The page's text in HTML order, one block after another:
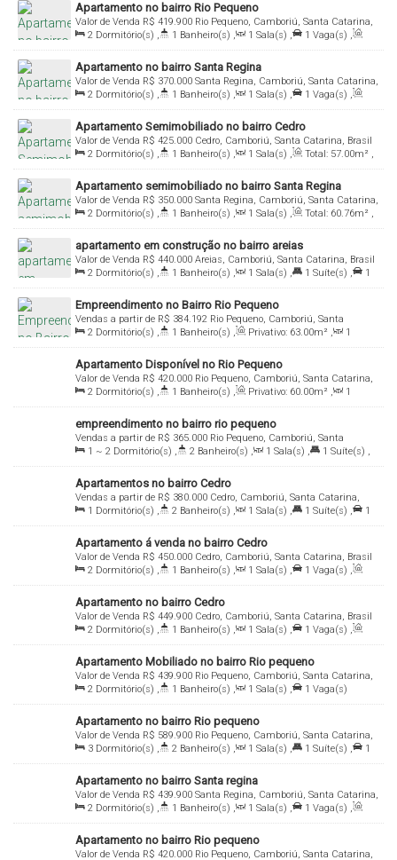
Apartamento no bairro Rio Pequeno
R$ 419.900
Valor de Venda
Rio Pequeno, Camboriú, Santa Catarina,
Brasil
2 Dormitório(s) , 1 Banheiro(s) , 1 Sala(s) , 1 Vaga(s) ,
Útil: 57.72m²
Apartamento no bairro Santa Regina
R$ 370.000
Valor de Venda
Santa Regina, Camboriú, Santa Catarina,
Brasil
2 Dormitório(s) , 1 Banheiro(s) , 1 Sala(s) , 1 Vaga(s) ,
Útil: 58.00m²
Apartamento Semimobiliado no bairro Cedro
R$ 425.000
Valor de Venda
Cedro, Camboriú, Santa Catarina, Brasil
2 Dormitório(s) , 1 Banheiro(s) , 1 Sala(s) , Total: 57.00m² ,
1 Vaga(s) , Útil: 53.00m²
Apartamento semimobiliado no bairro Santa Regina
R$ 350.000
Valor de Venda
Santa Regina, Camboriú, Santa Catarina,
Brasil
2 Dormitório(s) , 1 Banheiro(s) , 1 Sala(s) , Total: 60.76m² ,
1 Vaga(s) , Útil: 51.70m²
apartamento em construção no bairro areias
R$ 440.000
Valor de Venda
Areias, Camboriú, Santa Catarina, Brasil
2 Dormitório(s) , 1 Banheiro(s) , 1 Sala(s) , 1 Suíte(s) ,
1
Vaga(s) , Útil: 61.00m²
Empreendimento no Bairro Rio Pequeno
R$ 384.192
Vendas a partir de
Rio Pequeno, Camboriú, Santa
Catarina, Brasil
2 Dormitório(s) , 1 Banheiro(s) , Privativo: 63.00m² ,
1
Sala(s) , 1 Suíte(s) , 1 Vaga(s)
Apartamento Disponível no Rio Pequeno
R$ 420.000
Valor de Venda
Rio Pequeno, Camboriú, Santa Catarina,
Brasil
2 Dormitório(s) , 1 Banheiro(s) , Privativo: 60.00m² ,
1
Sala(s) , 1 Vaga(s)
empreendimento no bairro rio pequeno
R$ 365.000
Vendas a partir de
Rio Pequeno, Camboriú, Santa
Catarina, Brasil
1 ~ 2 Dormitório(s) , 2 Banheiro(s) , 1 Sala(s) , 1 Suíte(s) ,
1 Vaga(s) , Útil: 63.00m²
Apartamentos no bairro Cedro
R$ 380.000
Vendas a partir de
Cedro, Camboriú, Santa Catarina,
Brasil
1 Dormitório(s) , 2 Banheiro(s) , 1 Sala(s) , 1 Suíte(s) ,
1
Vaga(s) , Útil: 50.02~ 55.22m²
Apartamento á venda no bairro Cedro
R$ 450.000
Valor de Venda
Cedro, Camboriú, Santa Catarina, Brasil
2 Dormitório(s) , 1 Banheiro(s) , 1 Sala(s) , 1 Vaga(s) ,
Útil: 53.00m²
Apartamento no bairro Cedro
R$ 449.900
Valor de Venda
Cedro, Camboriú, Santa Catarina, Brasil
2 Dormitório(s) , 1 Banheiro(s) , 1 Sala(s) , 1 Vaga(s) ,
Útil: 53.00m²
Apartamento Mobiliado no bairro Rio pequeno
R$ 439.900
Valor de Venda
Rio Pequeno, Camboriú, Santa Catarina,
Brasil
2 Dormitório(s) , 1 Banheiro(s) , 1 Sala(s) , 1 Vaga(s)
Apartamento no bairro Rio pequeno
R$ 589.900
Valor de Venda
Rio Pequeno, Camboriú, Santa Catarina,
Brasil
3 Dormitório(s) , 2 Banheiro(s) , 1 Sala(s) , 1 Suíte(s) ,
1
Vaga(s) , Útil: 75.96m²
Apartamento no bairro Santa regina
R$ 439.900
Valor de Venda
Santa Regina, Camboriú, Santa Catarina,
Brasil
2 Dormitório(s) , 1 Banheiro(s) , 1 Sala(s) , 1 Vaga(s) ,
Útil: 62.46m²
Apartamento no bairro Rio pequeno
R$ 420.000
Valor de Venda
Rio Pequeno, Camboriú, Santa Catarina,